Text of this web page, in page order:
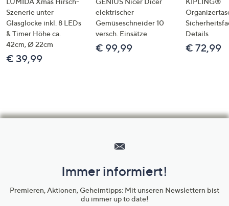
Szenerie unter
Glasglocke inkl. 8 LEDs
& Timer Höhe ca.
42cm, Ø 22cm
€ 39,99
elektrischer
Gemüseschneider 10
versch. Einsätze
€ 99,99
Details
€ 72,99
Unternehmensinformationen
Immer informiert!
Premieren, Aktionen, Geheimtipps: Mit unseren Newslettern bist
du immer up to date!